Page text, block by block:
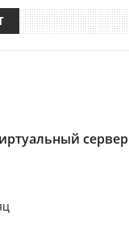
сервер